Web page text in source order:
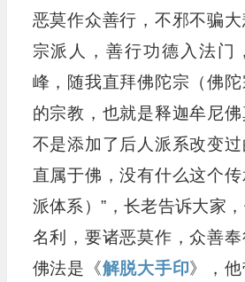
恶莫作众善行，不邪不骗
宗派人，善行功德入法门
峰，随我直拜佛陀宗（佛
的宗教，也就是释迦牟尼
不是添加了后人派系改变
直属于佛，没有什么这个
派体系）”，长老告诉大家
名利，要诸恶莫作，众善
佛法是《解脱大手印》，